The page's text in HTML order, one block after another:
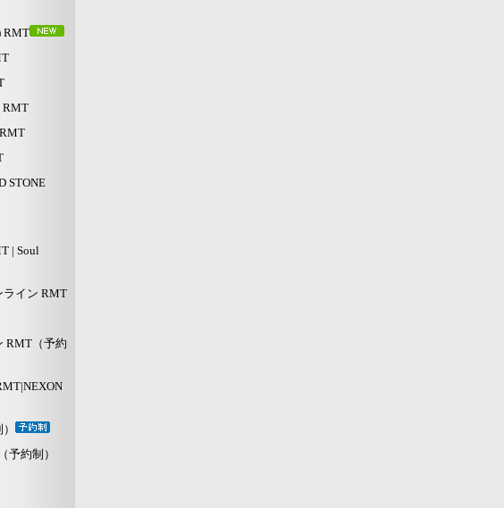
RMT
RMT
STONE
| Soul
ライン RMT
RMT（予約
予約制）